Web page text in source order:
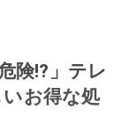
険!?」テレ
お得な処